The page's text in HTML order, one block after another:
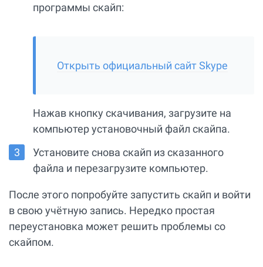
программы скайп:
Открыть официальный сайт Skype
Нажав кнопку скачивания, загрузите на
компьютер установочный файл скайпа.
Установите снова скайп из сказанного
файла и перезагрузите компьютер.
После этого попробуйте запустить скайп и войти
в свою учётную запись. Нередко простая
переустановка может решить проблемы со
скайпом.